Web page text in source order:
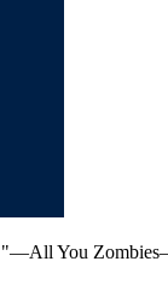
"—All You